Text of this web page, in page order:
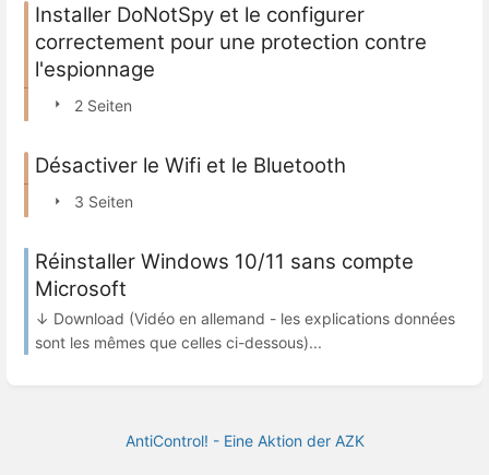
Installer DoNotSpy et le configurer
correctement pour une protection contre
l'espionnage
2 Seiten
Désactiver le Wifi et le Bluetooth
3 Seiten
Réinstaller Windows 10/11 sans compte
Microsoft
↓ Download (Vidéo en allemand - les explications données
sont les mêmes que celles ci-dessous)...
AntiControl! - Eine Aktion der AZK